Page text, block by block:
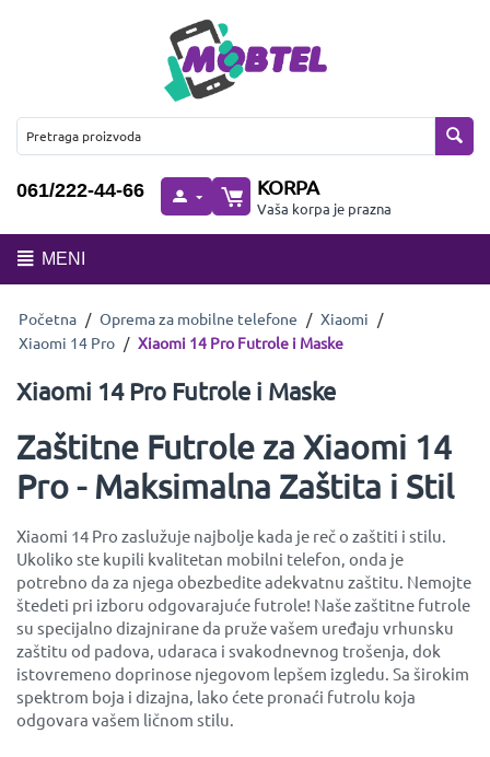
061/222-44-66 KORPA
Vaša korpa je prazna
MENI
Početna / Oprema za mobilne telefone / Xiaomi /
Xiaomi 14 Pro / Xiaomi 14 Pro Futrole i Maske
Xiaomi 14 Pro Futrole i Maske
Zaštitne Futrole za Xiaomi 14
Pro - Maksimalna Zaštita i Stil
Xiaomi 14 Pro zaslužuje najbolje kada je reč o zaštiti i stilu.
Ukoliko ste kupili kvalitetan mobilni telefon, onda je
potrebno da za njega obezbedite adekvatnu zaštitu. Nemojte
štedeti pri izboru odgovarajuće futrole! Naše zaštitne futrole
su specijalno dizajnirane da pruže vašem uređaju vrhunsku
zaštitu od padova, udaraca i svakodnevnog trošenja, dok
istovremeno doprinose njegovom lepšem izgledu. Sa širokim
spektrom boja i dizajna, lako ćete pronaći futrolu koja
odgovara vašem ličnom stilu.